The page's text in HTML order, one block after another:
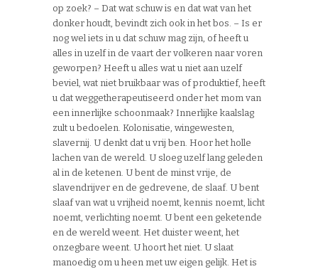
op zoek? – Dat wat schuw is en dat wat van het
donker houdt, bevindt zich ook in het bos. – Is er
nog wel iets in u dat schuw mag zijn, of heeft u
alles in uzelf in de vaart der volkeren naar voren
geworpen? Heeft u alles wat u niet aan uzelf
beviel, wat niet bruikbaar was of produktief, heeft
u dat weggetherapeutiseerd onder het mom van
een innerlijke schoonmaak? Innerlijke kaalslag
zult u bedoelen. Kolonisatie, wingewesten,
slavernij. U denkt dat u vrij ben. Hoor het holle
lachen van de wereld. U sloeg uzelf lang geleden
al in de ketenen. U bent de minst vrije, de
slavendrijver en de gedrevene, de slaaf. U bent
slaaf van wat u vrijheid noemt, kennis noemt, licht
noemt, verlichting noemt. U bent een geketende
en de wereld weent. Het duister weent, het
onzegbare weent. U hoort het niet. U slaat
manoedig om u heen met uw eigen gelijk. Het is